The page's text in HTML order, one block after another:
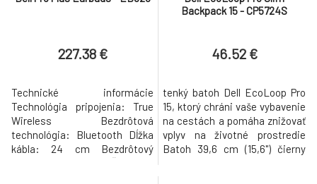
227.38 €
Technické informácie
Technológia pripojenia: True
Wireless Bezdrôtová
technológia: Bluetooth Dĺžka
kábla: 24 cm Bezdrôtový
Backpack 15 - CP5724S
46.52 €
tenký batoh Dell EcoLoop Pro
15, ktorý chráni vaše vybavenie
na cestách a pomáha znižovať
vplyv na životné prostredie
Batoh 39,6 cm (15,6") čierny